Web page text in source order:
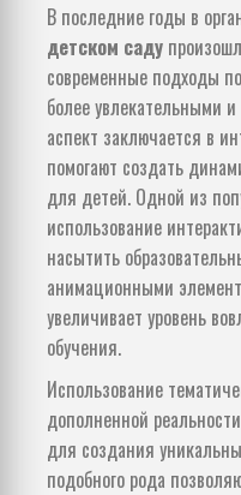
В последние годы в
детском саду
современные подходы
более увлекательными
аспект заключается в
помогают создать
для детей. Одной из
использование
насытить
анимационными
увеличивает уровень
обучения.
Использование
дополненной
для создания
подобного рода